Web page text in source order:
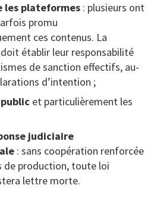
les plateformes : plusieurs ont
promu
ces contenus. La
établir leur responsabilité
de sanction effectifs, au-
d’intention ;
et particulièrement les
judiciaire
: sans coopération renforcée
de production, toute loi
lettre morte.